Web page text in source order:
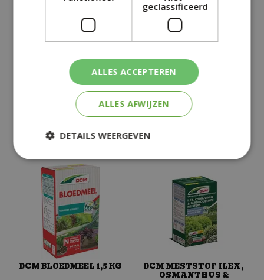
DCM MESTSTOF ILEX,
BLADHOUDENDE
HEESTERS 3 KG
95
+
DCM MESTSTOF
CONIFEREN 3 KG
€ 16
DCM BLOEDMEEL 1,5 KG DCM MESTSTOF ILEX,
OSMANTHUS &
geclassificeerd
ALLES ACCEPTEREN
ALLES AFWIJZEN
DETAILS WEERGEVEN